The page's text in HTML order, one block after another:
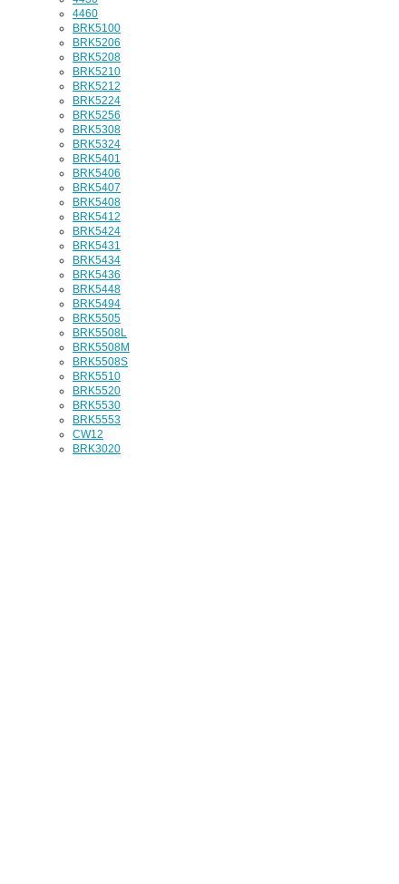
4460
BRK5100
BRK5206
BRK5208
BRK5210
BRK5212
BRK5224
BRK5256
BRK5308
BRK5324
BRK5401
BRK5406
BRK5407
BRK5408
BRK5412
BRK5424
BRK5431
BRK5434
BRK5436
BRK5448
BRK5494
BRK5505
BRK5508L
BRK5508M
BRK5508S
BRK5510
BRK5520
BRK5530
BRK5553
CW12
BRK3020